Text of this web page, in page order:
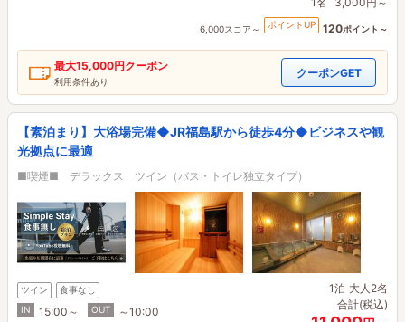
6,000スコア～ ポイントUP 120ポイント～
最大15,000円クーポン
利用条件あり
クーポンGET
【素泊まり】大浴場完備◆JR福島駅から徒歩4分◆ビジネスや観
光拠点に最適
■喫煙■ デラックス ツイン（バス・トイレ独立タイプ）
ツイン
食事なし
IN
15:00～ OUT ～10:00
1泊 大人2名
合計(税込)